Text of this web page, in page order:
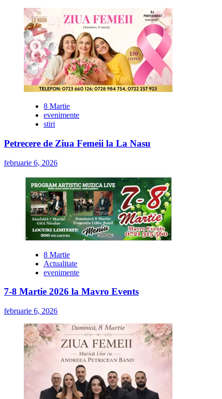
8 Martie
evenimente
stiri
Petrecere de Ziua Femeii la La Nasu
februarie 6, 2026
8 Martie
Actualitate
evenimente
7-8 Martie 2026 la Mavro Events
februarie 6, 2026